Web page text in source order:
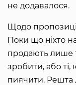
не додавалося.
Щодо
Поки що ніхто
продають лише
зробити, або ті,
пиячити.